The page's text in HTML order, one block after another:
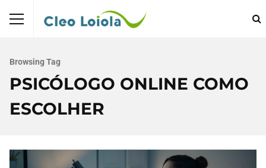
Browsing Tag
PSICÓLOGO ONLINE COMO
ESCOLHER